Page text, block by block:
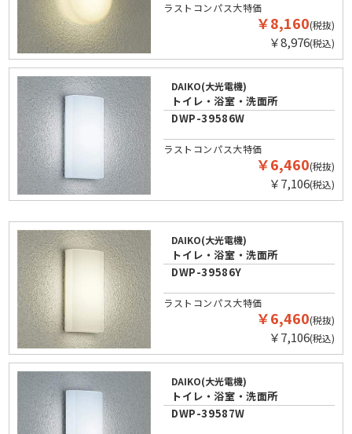
ラストコンパス大特価
￥8,160(税抜)
￥8,976(税込)
DAIKO(大光電機)
トイレ・浴室・洗面所
DWP-39586W
ラストコンパス大特価
￥6,460(税抜)
￥7,106(税込)
DAIKO(大光電機)
トイレ・浴室・洗面所
DWP-39586Y
ラストコンパス大特価
￥6,460(税抜)
￥7,106(税込)
DAIKO(大光電機)
トイレ・浴室・洗面所
DWP-39587W